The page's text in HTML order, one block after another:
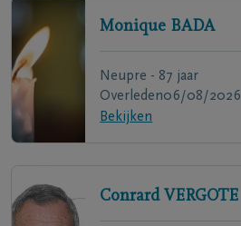
Monique BADA
Neupre - 87 jaar
Overleden06/08/2026
Bekijken
Conrard VERGOTE